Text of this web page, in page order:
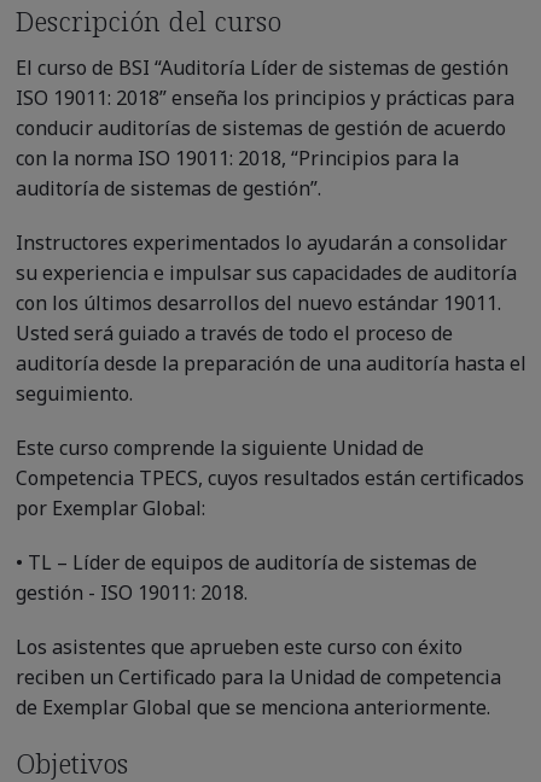
Descripción del curso
El curso de BSI “Auditoría Líder de sistemas de gestión
ISO 19011: 2018” enseña los principios y prácticas para
conducir auditorías de sistemas de gestión de acuerdo
con la norma ISO 19011: 2018, “Principios para la
auditoría de sistemas de gestión”.
Instructores experimentados lo ayudarán a consolidar
su experiencia e impulsar sus capacidades de auditoría
con los últimos desarrollos del nuevo estándar 19011.
Usted será guiado a través de todo el proceso de
auditoría desde la preparación de una auditoría hasta el
seguimiento.
Este curso comprende la siguiente Unidad de
Competencia TPECS, cuyos resultados están certificados
por Exemplar Global:
• TL – Líder de equipos de auditoría de sistemas de
gestión - ISO 19011: 2018.
Los asistentes que aprueben este curso con éxito
reciben un Certificado para la Unidad de competencia
de Exemplar Global que se menciona anteriormente.
Objetivos